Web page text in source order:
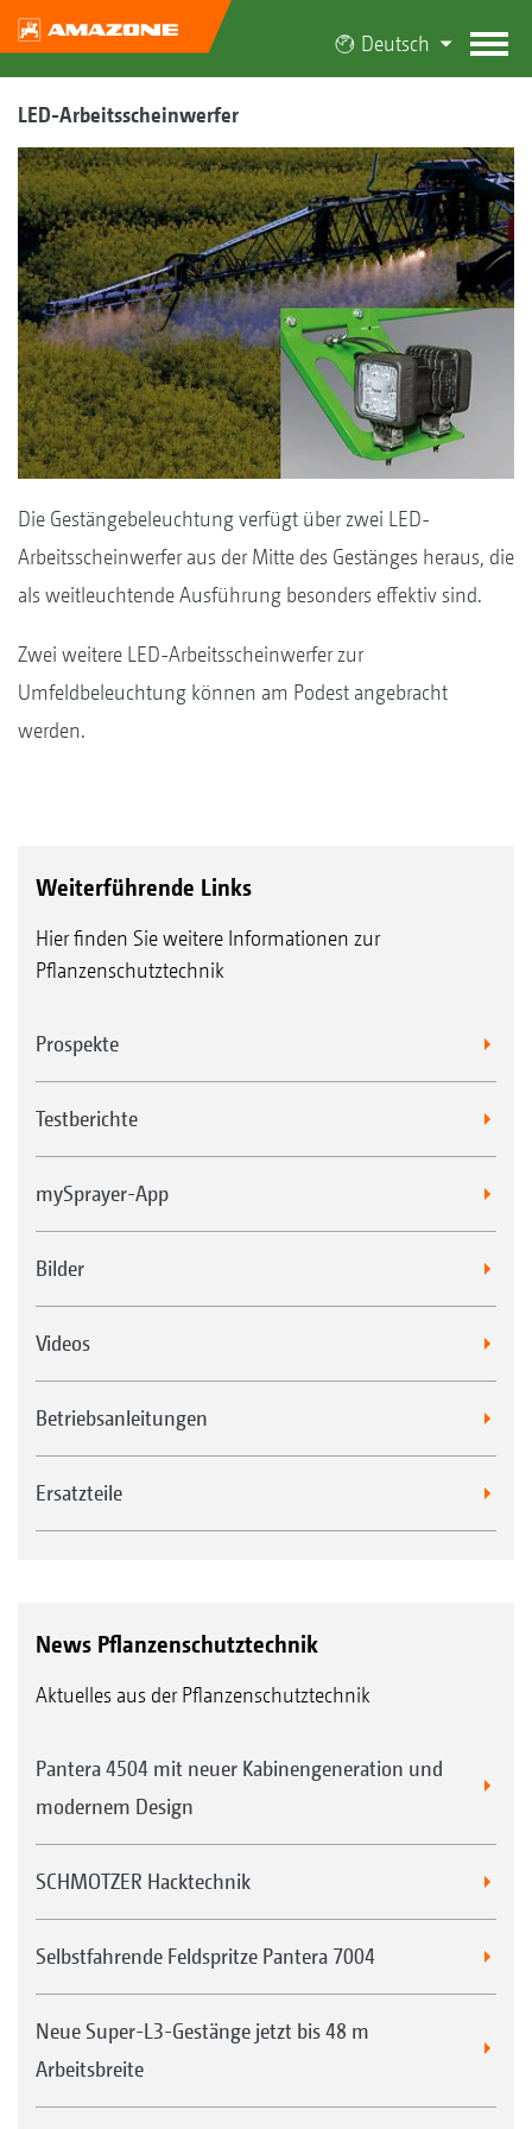
Deutsch
LED-Arbeitsscheinwerfer
Die Gestängebeleuchtung verfügt über zwei LED-
Arbeitsscheinwerfer aus der Mitte des Gestänges heraus, die
als weitleuchtende Ausführung besonders effektiv sind.
Zwei weitere LED-Arbeitsscheinwerfer zur
Umfeldbeleuchtung können am Podest angebracht
werden.
Weiterführende Links
Hier finden Sie weitere Informationen zur
Pflanzenschutztechnik
Prospekte
Testberichte
mySprayer-App
Bilder
Videos
Betriebsanleitungen
Ersatzteile
News Pflanzenschutztechnik
Aktuelles aus der Pflanzenschutztechnik
Pantera 4504 mit neuer Kabinengeneration und
modernem Design
SCHMOTZER Hacktechnik
Selbstfahrende Feldspritze Pantera 7004
Neue Super-L3-Gestänge jetzt bis 48 m
Arbeitsbreite